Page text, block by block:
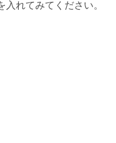
れてみてください。